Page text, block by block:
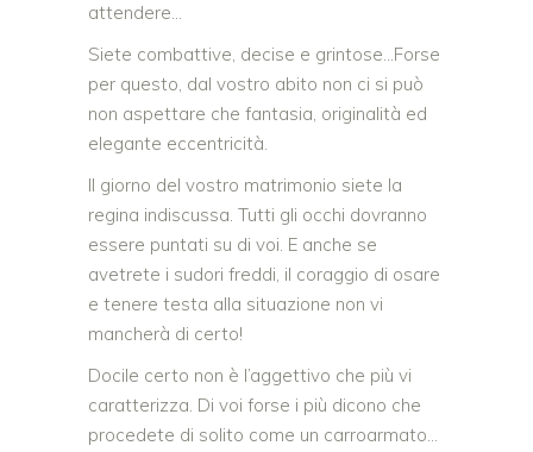
attendere…
Siete combattive, decise e grintose…Forse
per questo, dal vostro abito non ci si può
non aspettare che fantasia, originalità ed
elegante eccentricità.
Il giorno del vostro matrimonio siete la
regina indiscussa. Tutti gli occhi dovranno
essere puntati su di voi. E anche se
avetrete i sudori freddi, il coraggio di osare
e tenere testa alla situazione non vi
mancherà di certo!
Docile certo non è l’aggettivo che più vi
caratterizza. Di voi forse i più dicono che
procedete di solito come un carroarmato…